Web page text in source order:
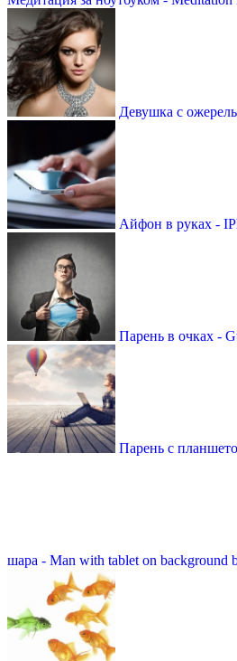
Девушка с
Айфон в руках -
Парень в очках -
Парень с
шара - Man with tablet on background